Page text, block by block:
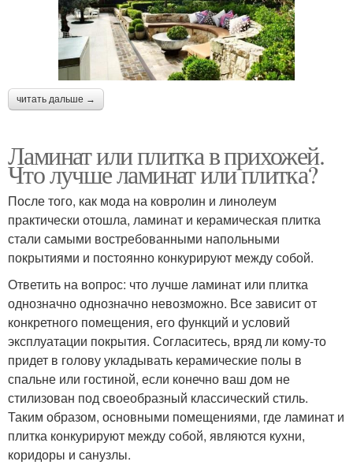
читать дальше →
Ламинат или плитка в прихожей.
Что лучше ламинат или плитка?
После того, как мода на ковролин и линолеум
практически отошла, ламинат и керамическая плитка
стали самыми востребованными напольными
покрытиями и постоянно конкурируют между собой.
Ответить на вопрос: что лучше ламинат или плитка
однозначно однозначно невозможно. Все зависит от
конкретного помещения, его функций и условий
эксплуатации покрытия. Согласитесь, вряд ли кому-то
придет в голову укладывать керамические полы в
спальне или гостиной, если конечно ваш дом не
стилизован под своеобразный классический стиль.
Таким образом, основными помещениями, где ламинат и
плитка конкурируют между собой, являются кухни,
коридоры и санузлы.